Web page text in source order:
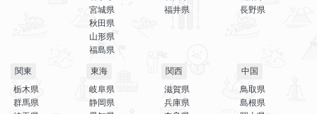
宮城県
秋田県
山形県
福島県
福井県
長野県
関東
栃木県
群馬県
東海
岐阜県
静岡県
関西
滋賀県
兵庫県
中国
鳥取県
島根県